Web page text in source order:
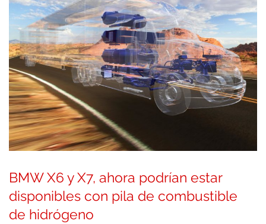
BMW X6 y X7, ahora podrían estar
disponibles con pila de combustible
de hidrógeno